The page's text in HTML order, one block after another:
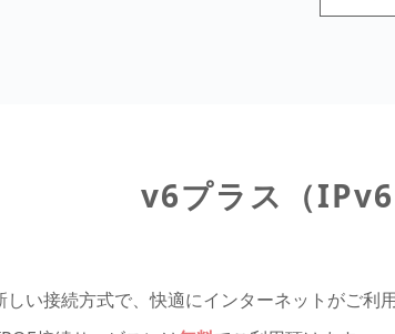
v6プラス （
しい接続方式で、快適にインターネットがご利